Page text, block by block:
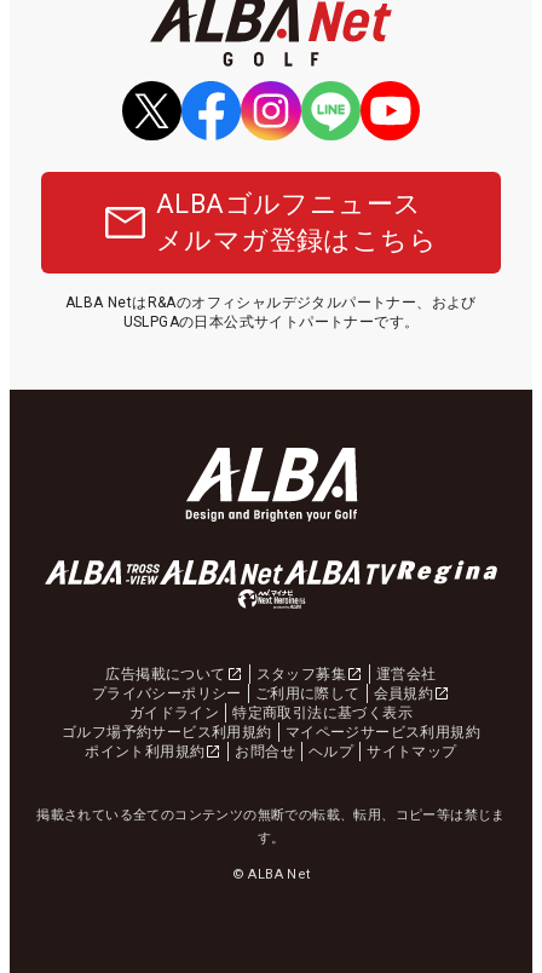
ALBAゴルフニュース
メルマガ登録はこちら
ALBA NetはR&Aのオフィシャルデジタルパートナー、および
USLPGAの日本公式サイトパートナーです。
広告掲載について スタッフ募集
運営会社
プライバシーポリシー
ご利用に際して
会員規約
ガイドライン
特定商取引法に基づく表示
ゴルフ場予約サービス利用規約
マイページサービス利用規約
ポイント利用規約
お問合せ ヘルプ サイトマップ
掲載されている全てのコンテンツの無断での転載、転用、コピー等は禁じま
す。
© ALBA Net